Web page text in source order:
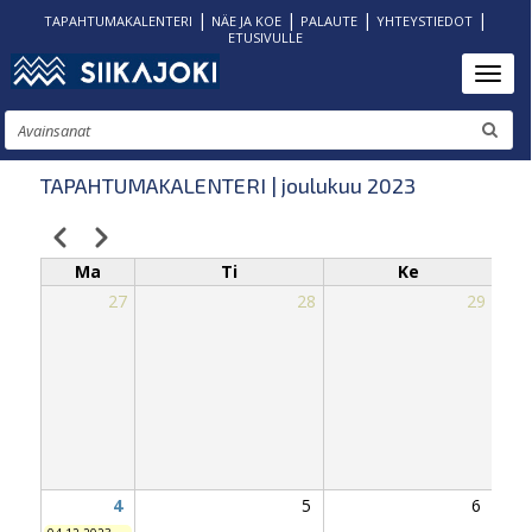
Hyppää
pääsisältöön
TAPAHTUMAKALENTERI | NÄE JA KOE| PALAUTE| YHTEYSTIEDOT|
ETUSIVULLE
Etsi
TAPAHTUMAKALENTERI | joulukuu 2023
Sivutus
EdellinenSeuraava
Ma
Ti
Ke
27
28 29
4 5 6